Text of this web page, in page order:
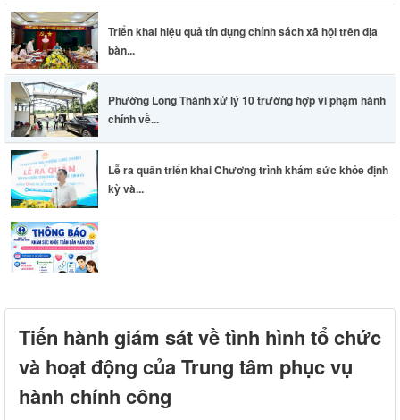
Triển khai hiệu quả tín dụng chính sách xã hội trên địa
bàn...
Phường Long Thành xử lý 10 trường hợp vi phạm hành
chính về...
Lễ ra quân triển khai Chương trình khám sức khỏe định
kỳ và...
Tiến hành giám sát về tình hình tổ chức
và hoạt động của Trung tâm phục vụ
hành chính công